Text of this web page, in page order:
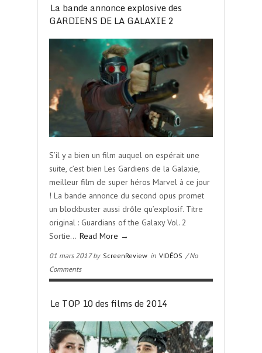
La bande annonce explosive des
GARDIENS DE LA GALAXIE 2
S’il y a bien un film auquel on espérait une
suite, c’est bien Les Gardiens de la Galaxie,
meilleur film de super héros Marvel à ce jour
! La bande annonce du second opus promet
un blockbuster aussi drôle qu’explosif. Titre
original : Guardians of the Galaxy Vol. 2
Sortie… Read More →
01 mars 2017 by ScreenReview in VIDÉOS / No
Comments
Le TOP 10 des films de 2014